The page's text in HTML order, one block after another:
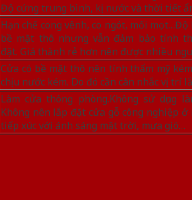
Độ cứng trung bình, kị nước và thời tiết
Hạn chế cong vênh, co ngót, mối
bề mặt thô nhưng vẫn đảm bảo tính
đặt. Giá thành rẻ hơn nên được nhiều
Cửa có bề mặt thô nên tính thẩm mỹ
chịu nước kém. Do đó cần cân nhắc vị trí
Làm cửa thông phòng.Không sử dụng
Không nên lắp đặt cửa gỗ công nghiệp
tiếp xúc với ánh sáng mặt trời, mưa gió…